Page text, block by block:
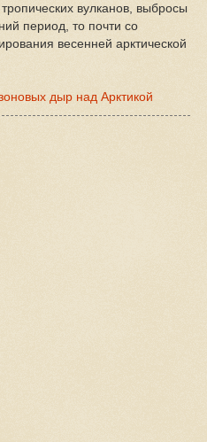
вулканов, выбросы
период, то почти со
весенней арктической
дыр над Арктикой